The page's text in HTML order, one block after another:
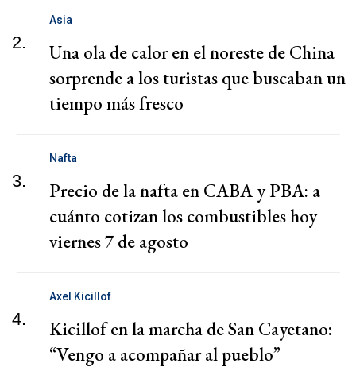
2.
Asia
Una ola de calor en el noreste de China
sorprende a los turistas que buscaban un
tiempo más fresco
3.
Nafta
Precio de la nafta en CABA y PBA: a
cuánto cotizan los combustibles hoy
viernes 7 de agosto
4.
Axel Kicillof
Kicillof en la marcha de San Cayetano:
“Vengo a acompañar al pueblo”